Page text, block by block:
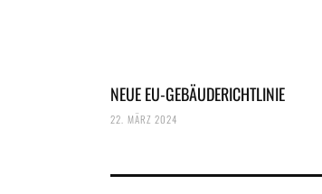
NEUE EU-GEBÄUDERICHTLINIE
22. MÄRZ 2024